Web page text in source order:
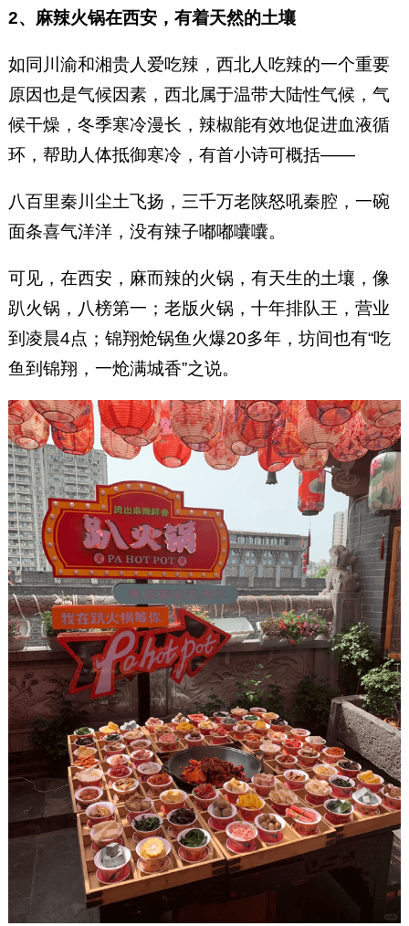
2、麻辣火锅在西安，有着天然的土壤
如同川渝和湘贵人爱吃辣，西北人吃辣的一个重要
原因也是气候因素，西北属于温带大陆性气候，气
候干燥，冬季寒冷漫长，辣椒能有效地促进血液循
环，帮助人体抵御寒冷，有首小诗可概括——
八百里秦川尘土飞扬，三千万老陕怒吼秦腔，一碗
面条喜气洋洋，没有辣子嘟嘟囔囔。
可见，在西安，麻而辣的火锅，有天生的土壤，像
趴火锅，八榜第一；老版火锅，十年排队王，营业
到凌晨4点；锦翔炝锅鱼火爆20多年，坊间也有“吃
鱼到锦翔，一炝满城香”之说。